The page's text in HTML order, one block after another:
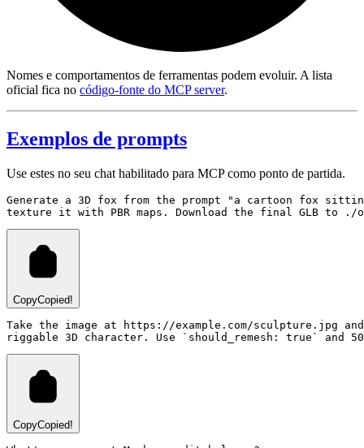
Nomes e comportamentos de ferramentas podem evoluir. A lista
oficial fica no código-fonte do MCP server.
Exemplos de prompts
Use estes no seu chat habilitado para MCP como ponto de partida.
Generate a 3D fox from the prompt "a cartoon fox
CopyCopied!
Take the image at https://example.com/sculpture.jpg
CopyCopied!